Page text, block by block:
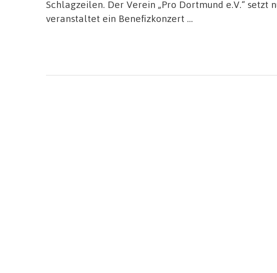
Schlagzeilen. Der Verein „Pro Dortmund e.V.“ setzt
veranstaltet ein Benefizkonzert …